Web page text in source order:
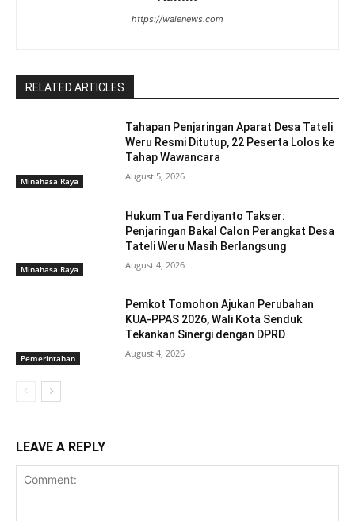
https://walenews.com
RELATED ARTICLES
Minahasa Raya
Tahapan Penjaringan Aparat Desa Tateli
Weru Resmi Ditutup, 22 Peserta Lolos ke
Tahap Wawancara
August 5, 2026
Minahasa Raya
Hukum Tua Ferdiyanto Takser:
Penjaringan Bakal Calon Perangkat Desa
Tateli Weru Masih Berlangsung
August 4, 2026
Pemerintahan
Pemkot Tomohon Ajukan Perubahan
KUA-PPAS 2026, Wali Kota Senduk
Tekankan Sinergi dengan DPRD
August 4, 2026
LEAVE A REPLY